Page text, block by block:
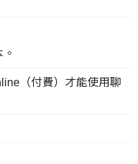
（付費）才能使用聊